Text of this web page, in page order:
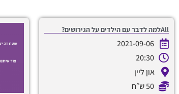
Allלמה לדבר עם הילדים על הגירושים?
2021-09-06
20:30
און ליין
50 ש״ח